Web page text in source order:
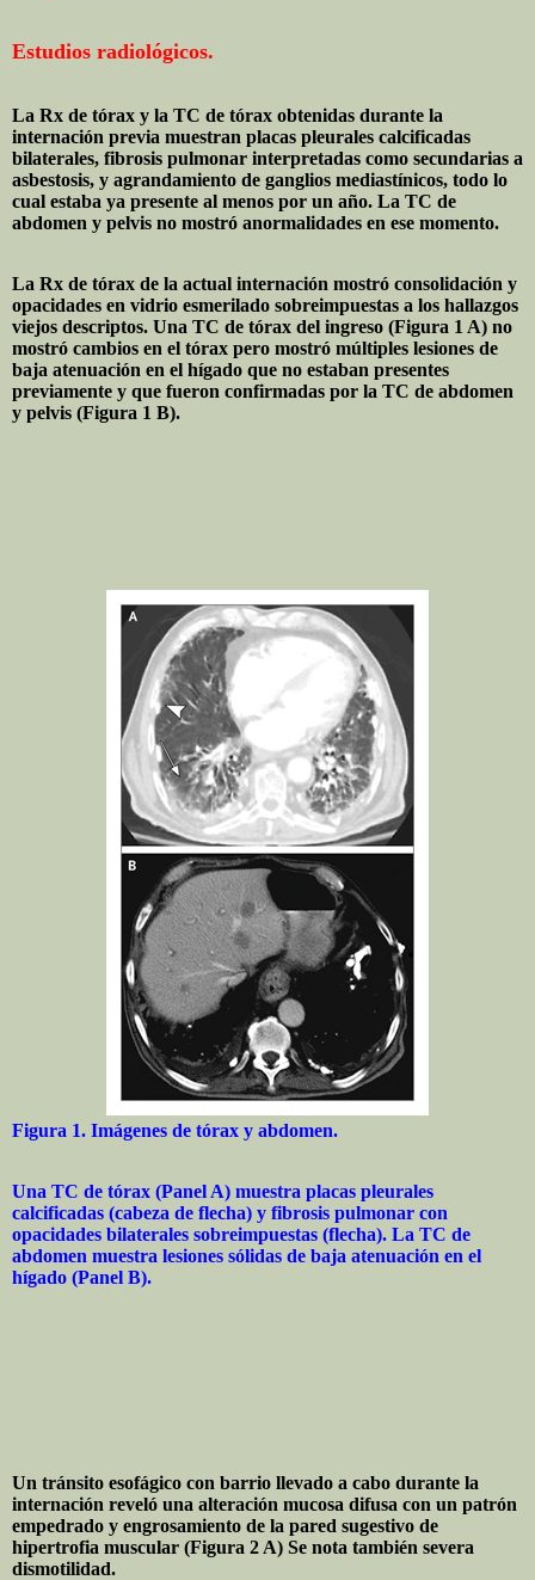
Estudios radiológicos.
La Rx de tórax y la TC de tórax obtenidas durante la
internación previa muestran placas pleurales calcificadas
bilaterales, fibrosis pulmonar interpretadas como secundarias a
asbestosis, y agrandamiento de ganglios mediastínicos, todo lo
cual estaba ya presente al menos por un año. La TC de
abdomen y pelvis no mostró anormalidades en ese momento.
La Rx de tórax de la actual internación mostró consolidación y
opacidades en vidrio esmerilado sobreimpuestas a los hallazgos
viejos descriptos. Una TC de tórax del ingreso (Figura 1 A) no
mostró cambios en el tórax pero mostró múltiples lesiones de
baja atenuación en el hígado que no estaban presentes
previamente y que fueron confirmadas por la TC de abdomen
y pelvis (Figura 1 B).
Figura 1. Imágenes de tórax y abdomen.
Una TC de tórax (Panel A) muestra placas pleurales
calcificadas (cabeza de flecha) y fibrosis pulmonar con
opacidades bilaterales sobreimpuestas (flecha). La TC de
abdomen muestra lesiones sólidas de baja atenuación en el
hígado (Panel B).
Un tránsito esofágico con barrio llevado a cabo durante la
internación reveló una alteración mucosa difusa con un patrón
empedrado y engrosamiento de la pared sugestivo de
hipertrofia muscular (Figura 2 A) Se nota también severa
dismotilidad.